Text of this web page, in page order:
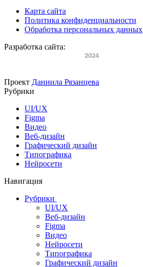
Карта сайта
Политика конфиденциальности
Обработка персональных данных
Разработка сайта:
Проект Даниила Рязанцева
Рубрики
UI/UX
Figma
Видео
Веб-дизайн
Графический дизайн
Типографика
Нейросети
Навигация
Рубрики
UI/UX
Веб-дизайн
Figma
Видео
Нейросети
Типографика
Графический дизайн